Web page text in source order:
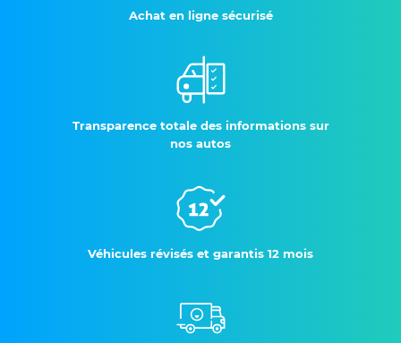
Achat en ligne sécurisé
Transparence totale des informations sur
nos autos
Véhicules révisés et garantis 12 mois